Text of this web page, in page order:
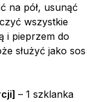
na pół, usunąć
wszystkie
i pieprzem do
służyć jako sos
– 1 szklanka